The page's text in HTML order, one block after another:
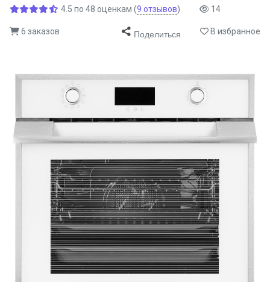
4.5 по 48 оценкам (9 отзывов) 14
6 заказов Поделиться В избранное